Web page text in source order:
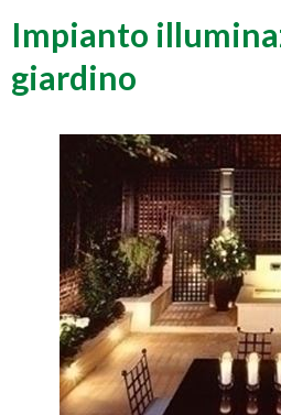
Impianto
giardino